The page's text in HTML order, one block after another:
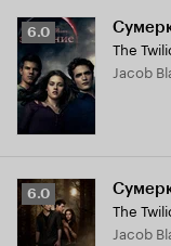
Рейтинг
Кинопоиска
6.0
6.0
The
Jacob
Рейтинг
Кинопоиска
6.0
6.0
The
Jacob